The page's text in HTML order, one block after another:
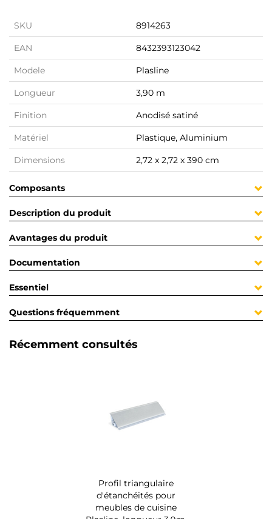
SKU 8914263
EAN 8432393123042
Modele Plasline
Longueur 3,90 m
Finition Anodisé satiné
Matériel Plastique, Aluminium
Dimensions 2,72 x 2,72 x 390 cm
Composants
Description du produit
Avantages du produit
Documentation
Essentiel
Questions fréquemment
Récemment consultés
Profil triangulaire
d'étanchéités pour
meubles de cuisine